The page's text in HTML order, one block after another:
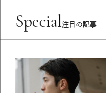
Special注目の記事